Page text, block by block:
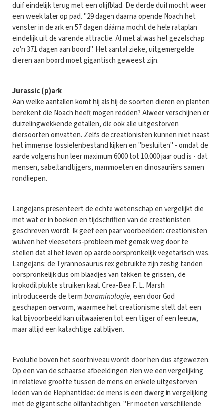
duif eindelijk terug met een olijfblad. De derde duif mocht weer
een week later op pad. "29 dagen daarna opende Noach het
venster in de ark en 57 dagen dáárna mocht de hele rataplan
eindelijk uit de varende attractie. Al met al was het gezelschap
zo'n 371 dagen aan boord". Het aantal zieke, uitgemergelde
dieren aan boord moet gigantisch geweest zijn.
Jurassic (p)ark
Aan welke aantallen komt hij als hij de soorten dieren en planten
berekent die Noach heeft mogen redden? Alweer verschijnen er
duizelingwekkende getallen, die ook alle uitgestorven
diersoorten omvatten. Zelfs de creationisten kunnen niet naast
het immense fossielenbestand kijken en "besluiten" - omdat de
aarde volgens hun leer maximum 6000 tot 10.000 jaar oud is - dat
mensen, sabeltandtijgers, mammoeten en dinosauriërs samen
rondliepen.
Langejans presenteert de echte wetenschap en vergelijkt die
met wat er in boeken en tijdschriften van de creationisten
geschreven wordt. Ik geef een paar voorbeelden: creationisten
wuiven het vleeseters-probleem met gemak weg door te
stellen dat al het leven op aarde oorspronkelijk vegetarisch was.
Langejans: de Tyrannosaurus rex gebruikte zijn zestig tanden
oorspronkelijk dus om blaadjes van takken te grissen, de
krokodil plukte struiken kaal. Crea-Bea F. L. Marsh
introduceerde de termbaraminologie, een door God
geschapen oervorm, waarmee het creationisme stelt dat een
kat bijvoorbeeld kan uitwaaieren tot een tijger of een leeuw,
maar altijd een katachtige zal blijven.
Evolutie boven het soortniveau wordt door hen dus afgewezen.
Op een van de schaarse afbeeldingen zien we een vergelijking
in relatieve grootte tussen de mens en enkele uitgestorven
leden van de Elephantidae: de mens is een dwerg in vergelijking
met de gigantische olifantachtigen. "Er moeten verschillende